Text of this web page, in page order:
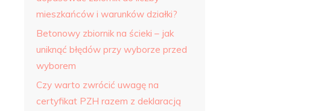
mieszkańców i warunków działki?
Betonowy zbiornik na ścieki – jak
uniknąć błędów przy wyborze przed
wyborem
Czy warto zwrócić uwagę na
certyfikat PZH razem z deklaracją